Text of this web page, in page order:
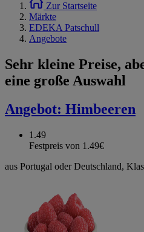
Zur Startseite
Märkte
EDEKA Patschull
Angebote
Sehr kleine Preise,
eine große Auswahl
Angebot: Himbeeren
1.49
Festpreis von 1.49€
aus Portugal oder Deutschland,